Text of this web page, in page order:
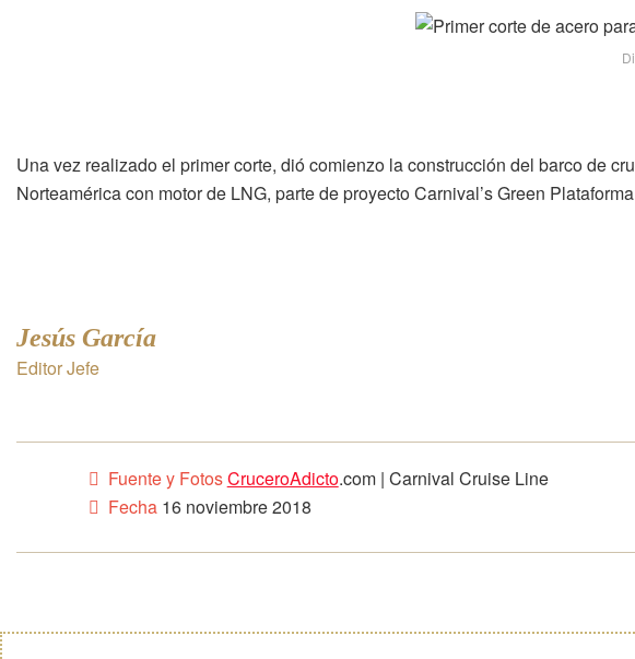
Una vez realizado el primer corte, dió comienzo la construcción del barco de
Norteamérica con motor de LNG, parte de proyecto Carnival’s Green
Jesús García
Editor Jefe
Fuente y FotosCruceroAdicto.com | Carnival Cruise Line
Fecha16 noviembre 2018